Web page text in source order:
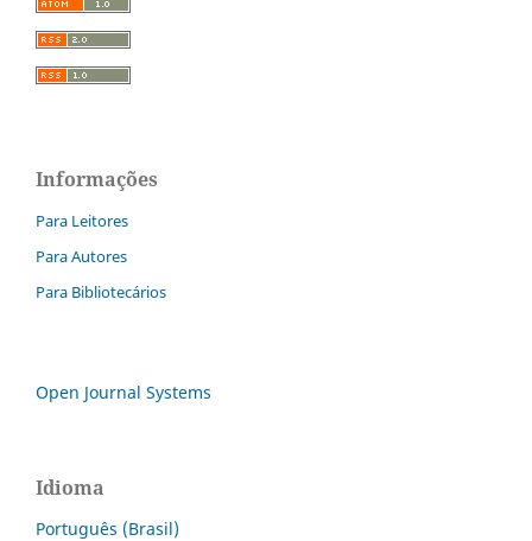
Informações
Para Leitores
Para Autores
Para Bibliotecários
Open Journal Systems
Idioma
Português (Brasil)